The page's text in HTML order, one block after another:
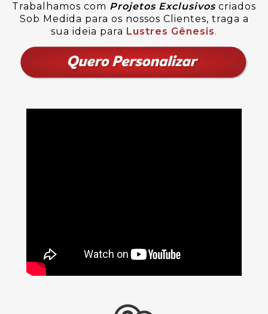
Trabalhamos com Projetos Exclusivoscriados
Sob Medida para os nossos Clientes, traga a
sua ideia para Lustres Gênesis.